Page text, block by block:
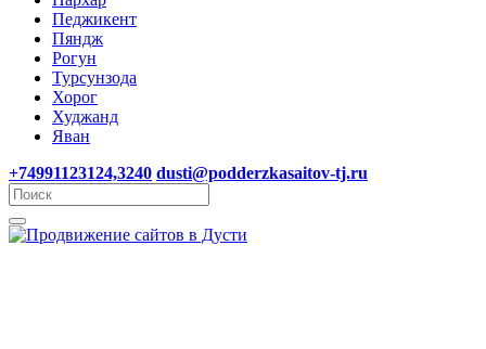
Педжикент
Пяндж
Рогун
Турсунзода
Хорог
Худжанд
Яван
+74991123124,3240 dusti@podderzkasaitov-tj.ru